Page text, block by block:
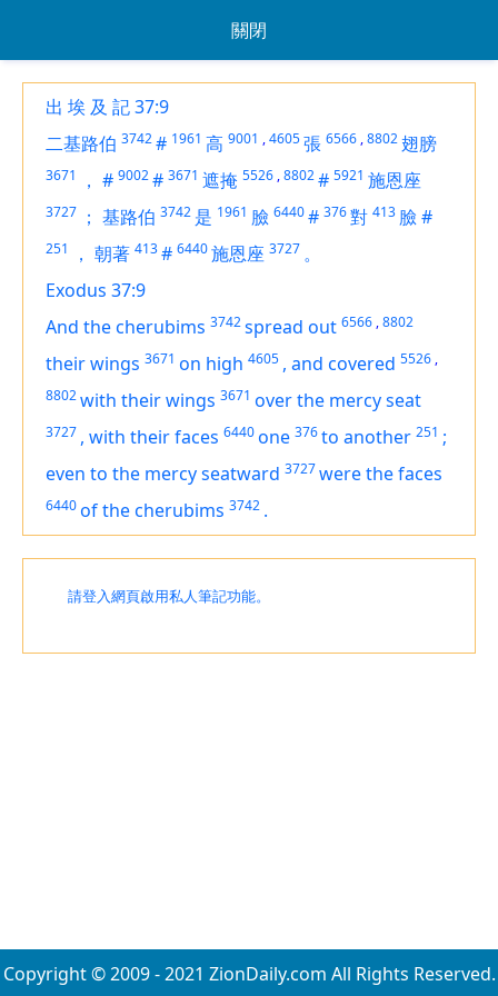
關閉
出 埃 及 記 37:9
二基路伯 3742# 1961 高 9001 ,4605張 6566 ,8802翅膀
3671 ， # 9002# 3671 遮掩 5526 ,8802# 5921 施恩座
3727 ； 基路伯 3742 是 1961 臉 6440# 376對 413 臉#
251 ， 朝著 413# 6440施恩座 3727 。
Exodus 37:9
And the cherubims 3742spread out 6566 ,8802
theirwings 3671 on high 4605 , and covered 5526 ,
8802with their wings 3671 over the mercy seat
3727 , with their faces 6440one 376to another 251 ;
even to the mercy seatward 3727were the faces
6440of the cherubims 3742 .
請登入網頁啟用私人筆記功能。
Copyright © 2009 - 2021 ZionDaily.com All Rights Reserved.